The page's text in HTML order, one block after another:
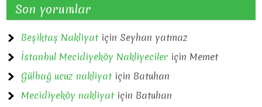
Son yorumlar
Beşiktaş Nakliyat için Seyhan yatmaz
İstanbul Mecidiyeköy Nakliyeciler için Memet
Gülbağ ucuz nakliyat için Batuhan
Mecidiyeköy nakliyat için Batuhan